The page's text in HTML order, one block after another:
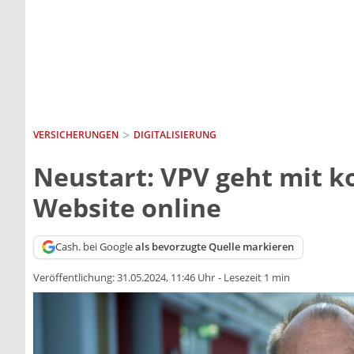
VERSICHERUNGEN DIGITALISIERUNG
Neustart: VPV geht mit
Website online
Cash. bei Googleals bevorzugte Quelle markieren
Veröffentlichung:31.05.2024, 11:46 Uhr - Lesezeit 1 min